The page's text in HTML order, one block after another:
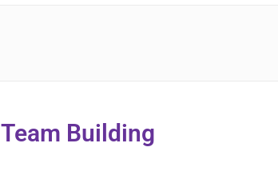
Team Building